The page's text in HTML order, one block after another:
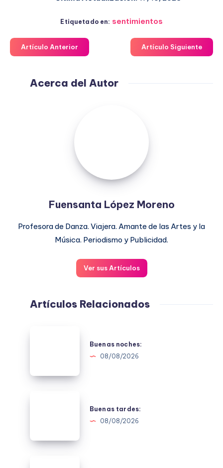
Etiquetado en: sentimientos
Artículo Anterior Artículo Siguiente
Acerca del Autor
Fuensanta López Moreno
Profesora de Danza. Viajera. Amante de las Artes y la
Música. Periodismo y Publicidad.
Ver sus Artículos
Artículos Relacionados
Buenas noches:
08/08/2026
Buenas tardes:
08/08/2026